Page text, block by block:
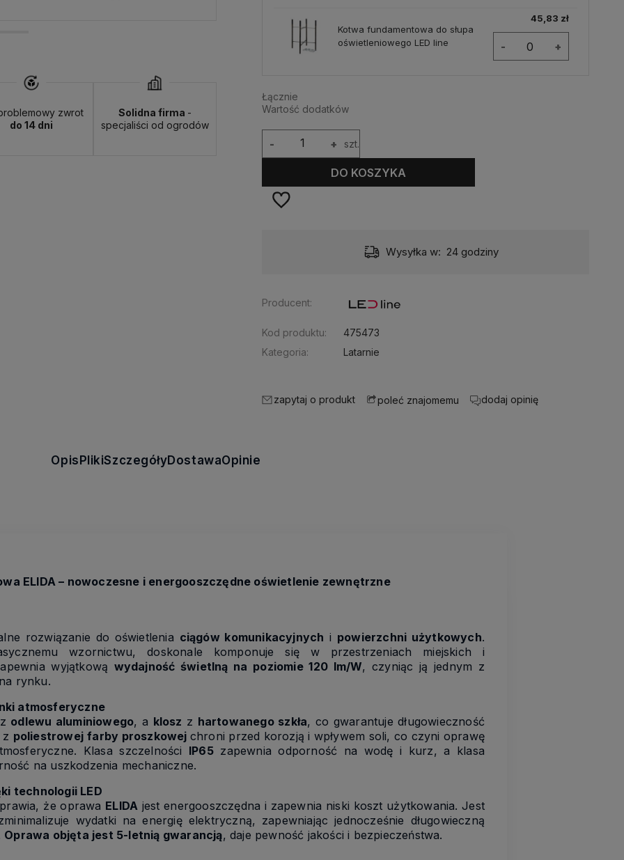
zwrot
do 14 dni
Solidna firma -
specjaliści od ogrodów
Kotwa fundamentowa do słupa
oświetleniowego LED line
45,83 zł
- +
Łącznie
Wartość dodatków
+
- szt.
DO KOSZYKA
Dostawa: 20,00 zł - przesyłka kurierska
Producent:
Kod produktu:
475473
Kategoria:
Latarnie
zapytaj o produkt poleć znajomemu dodaj opinię
Opis PlikiSzczegółyDostawaOpinie
ELIDA – nowoczesne i energooszczędne oświetlenie zewnętrzne
rozwiązanie do oświetlenia ciągów komunikacyjnych i powierzchni użytkowych.
wzornictwu, doskonale komponuje się w przestrzeniach miejskich i
wyjątkową wydajność świetlną na poziomie 120 lm/W, czyniąc ją jednym z
rynku.
atmosferyczne
odlewu aluminiowego, a klosz z hartowanego szkła, co gwarantuje długowieczność
z poliestrowej farby proszkowej chroni przed korozją i wpływem soli, co czyni oprawę
Klasa szczelności IP65zapewnia odporność na wodę i kurz, a klasa
na uszkodzenia mechaniczne.
technologii LED
że oprawa ELIDA jest energooszczędna i zapewnia niski koszt użytkowania. Jest
wydatki na energię elektryczną, zapewniając jednocześnie długowieczną
Oprawa objęta jest 5-letnią gwarancją, daje pewność jakości i bezpieczeństwa.